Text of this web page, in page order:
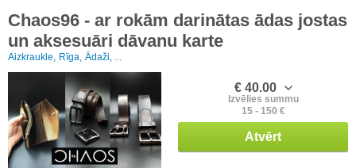
Chaos96 - ar rokām darinātas ādas jostas
un aksesuāri dāvanu karte
Aizkraukle, Rīga, Ādaži, ...
€ 40.00
Izvēlies summu
15 - 150 €
Atvērt